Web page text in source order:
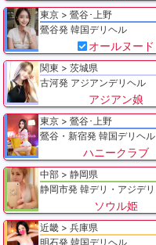
東京
鶯谷･上野
鶯谷発 韓国デリヘル
オールヌード
関東
茨城県
古河発 アジアンデリヘル
アジアン娘
東京
鶯谷･上野
鶯谷・新宿発 韓国デリヘル
ハニークラブ
中部
静岡県
静岡市発 韓デリ・アジデリ
ソウル姫
近畿
兵庫県
明石発 韓国デリヘル